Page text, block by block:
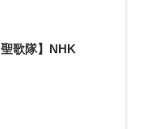
歌隊】NHK